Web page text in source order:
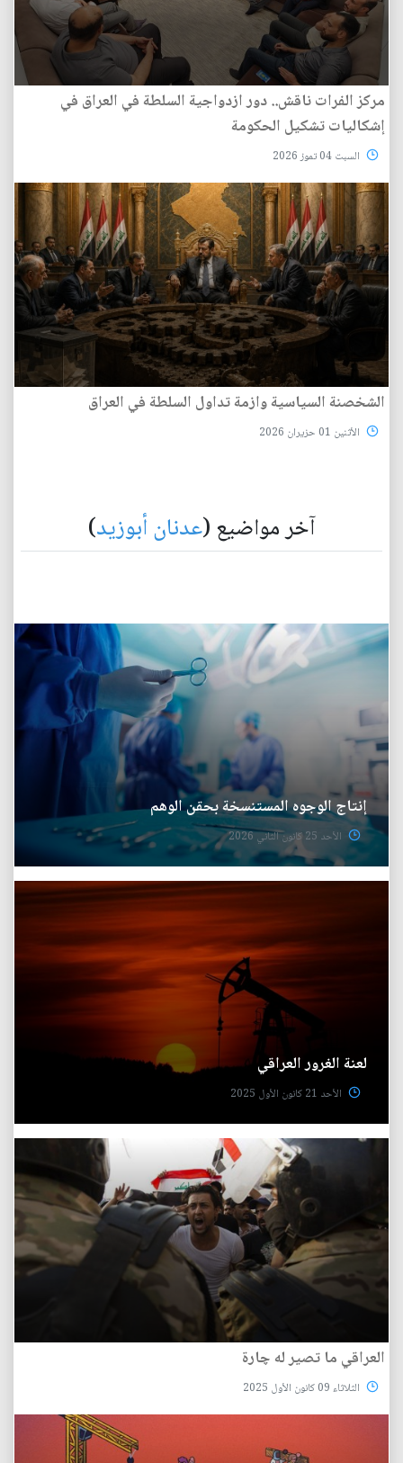
مركز الفرات ناقش.. دور ازدواجية السلطة في العراق في
إشكاليات تشكيل الحكومة
السبت 04 تموز 2026
الشخصنة السياسية وازمة تداول السلطة في العراق
الأثنين 01 حزيران 2026
آخر مواضيع (عدنان أبوزيد)
إنتاج‭ ‬الوجوه‭ ‬المستنسخة بحقن‭ ‬الوهم
الأحد 25 كانون الثاني 2026
لعنة‭ ‬الغرور‭ ‬العراقي
الأحد 21 كانون الأول 2025
العراقي‭ ‬ما‭ ‬تصير‭ ‬له‭ ‬چارة
الثلاثاء 09 كانون الأول 2025